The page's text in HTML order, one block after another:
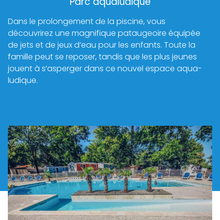
Dans le prolongement de la piscine, vous
découvrirez une magnifique pataugeoire équipée
de jets et de jeux d’eau pour les enfants. Toute la
famille peut se reposer, tandis que les plus jeunes
jouent à s’asperger dans ce nouvel espace aqua-
ludique.